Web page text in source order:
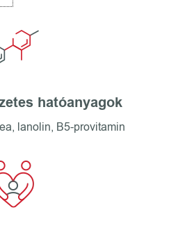
hatóanyagok
lanolin, B5-provitamin